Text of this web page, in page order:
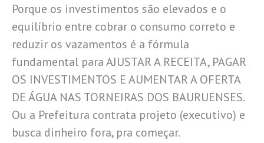
Porque os investimentos são elevados e o
equilíbrio entre cobrar o consumo correto e
reduzir os vazamentos é a fórmula
fundamental para AJUSTAR A RECEITA, PAGAR
OS INVESTIMENTOS E AUMENTAR A OFERTA
DE ÁGUA NAS TORNEIRAS DOS BAURUENSES.
Ou a Prefeitura contrata projeto (executivo) e
busca dinheiro fora, pra começar.